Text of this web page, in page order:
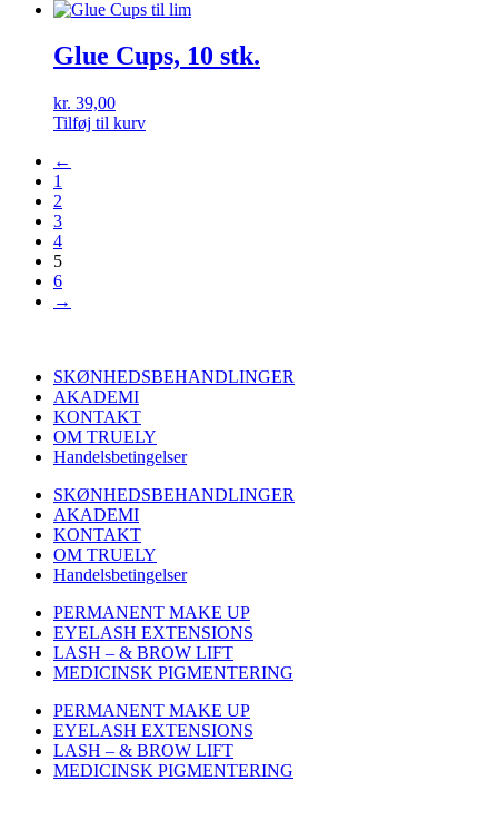
Glue Cups, 10 stk.
kr. 39,00
Tilføj til kurv
←
1
2
3
4
5
6
→
SKØNHEDSBEHANDLINGER
AKADEMI
KONTAKT
OM TRUELY
Handelsbetingelser
SKØNHEDSBEHANDLINGER
AKADEMI
KONTAKT
OM TRUELY
Handelsbetingelser
PERMANENT MAKE UP
EYELASH EXTENSIONS
LASH – & BROW LIFT
MEDICINSK PIGMENTERING
PERMANENT MAKE UP
EYELASH EXTENSIONS
LASH – & BROW LIFT
MEDICINSK PIGMENTERING